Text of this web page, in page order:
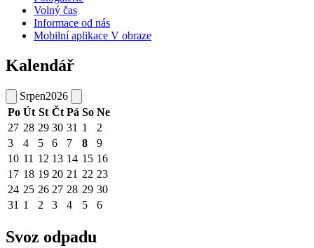
Volný čas
Informace od nás
Mobilní aplikace V obraze
Kalendář
Srpen2026
Po Út St Čt Pá So Ne
27 28 29 30 31 1
2
3
4 5 6 7 8
9
10 11 12 13 14 15 16
17 18 19 20 21 22 23
24 25 26 27 28 29 30
31 1 2 3 4 5 6
Svoz odpadu